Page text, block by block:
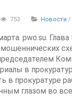
753 Новости /
pwo.su.
в
в прокуратуре
глазом во